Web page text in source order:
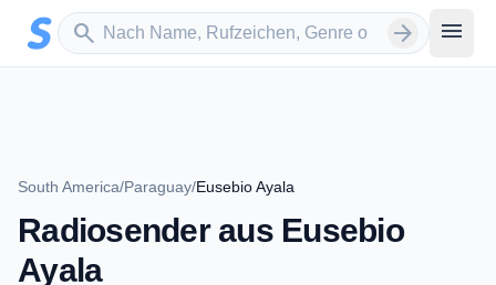
Zum Hauptinhalt springen
search
Sender suchen arrow_forward menu
South America/Paraguay/Eusebio Ayala
Radiosender aus Eusebio
Ayala